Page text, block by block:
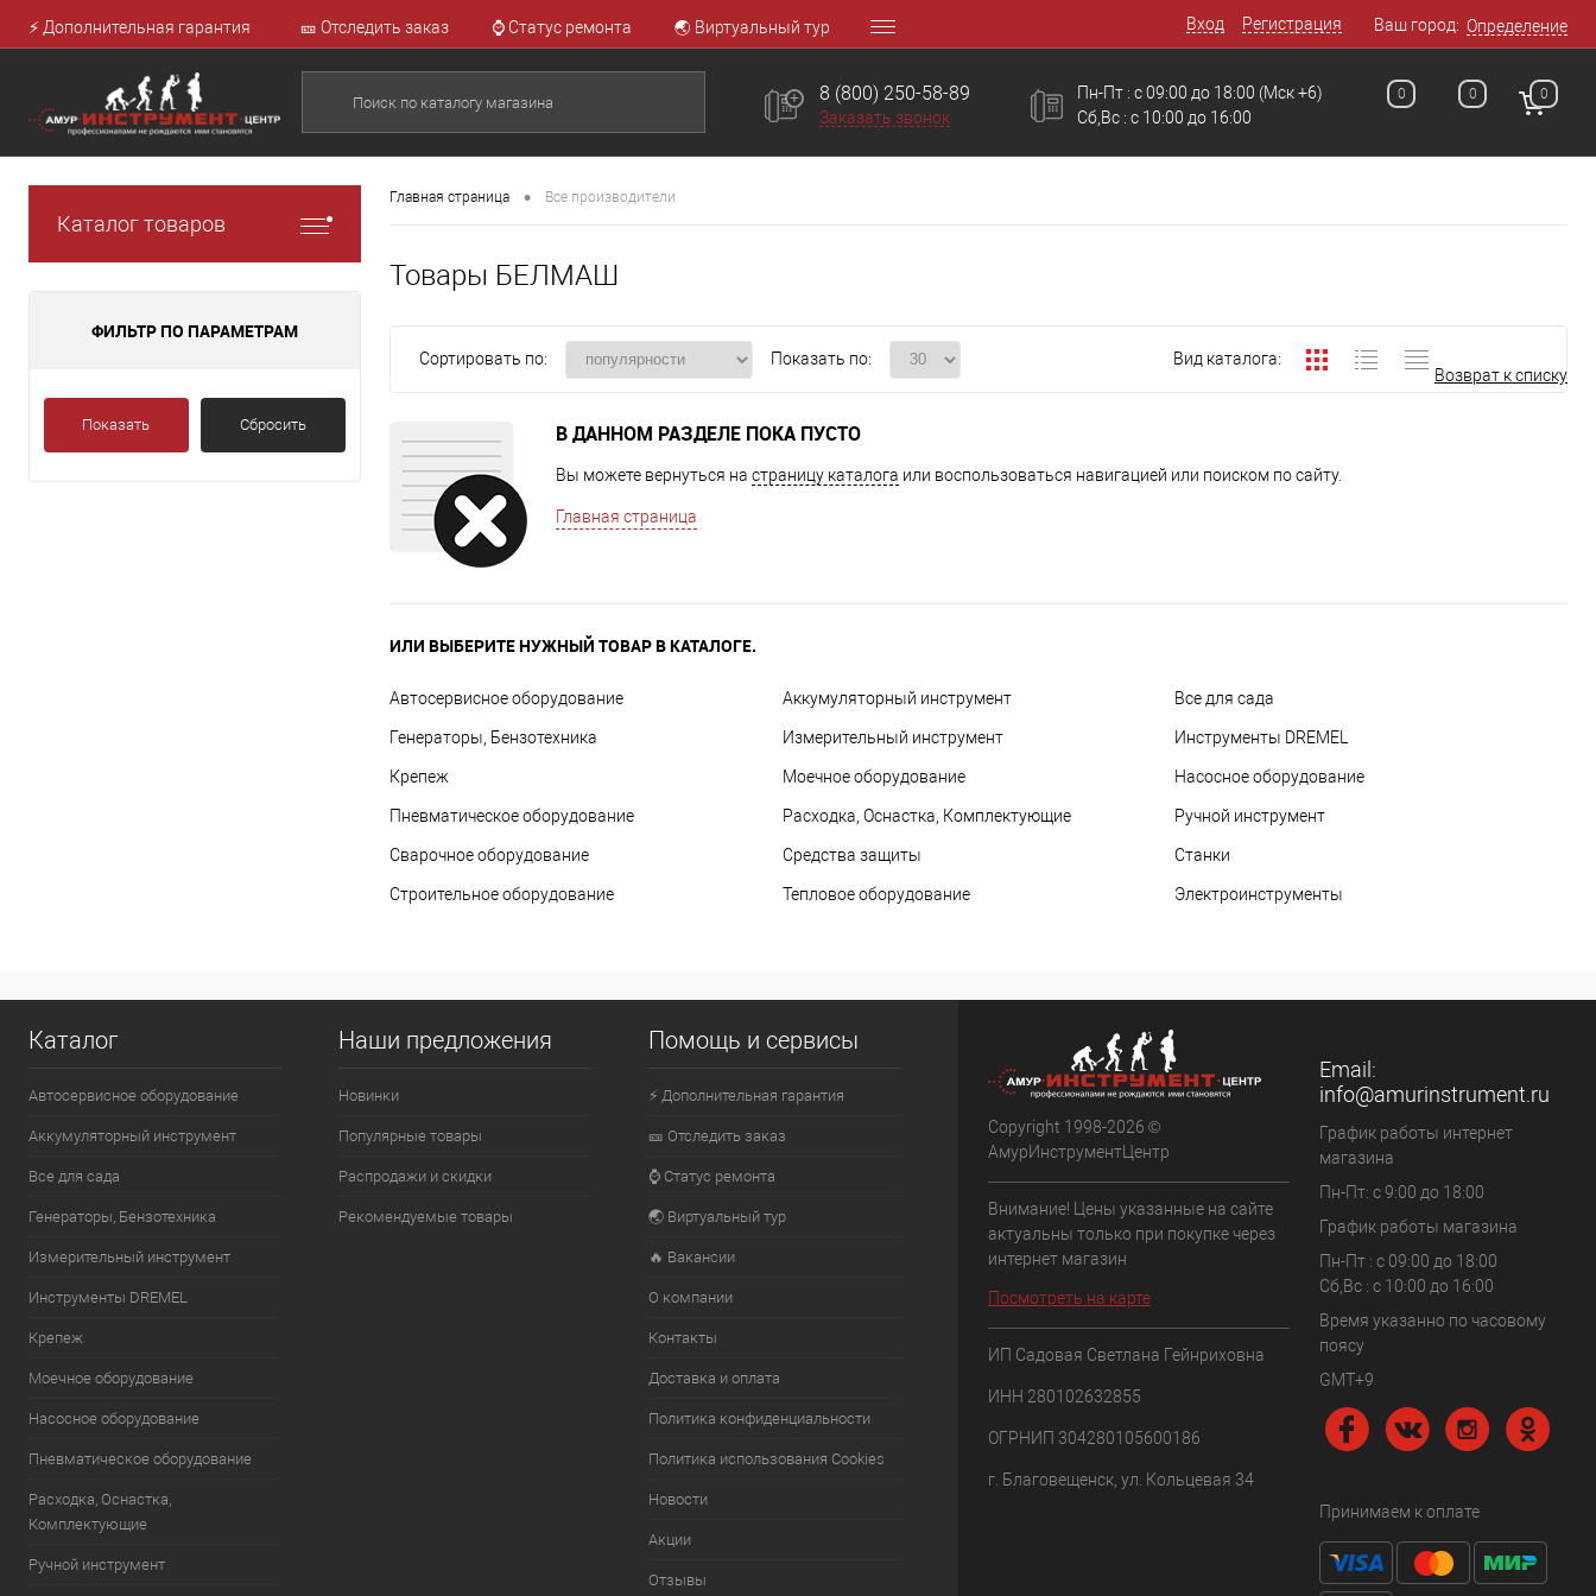
⚡ Дополнительная гарантия 🎫 Отследить заказ ⌚ Статус ремонта 🌏 Виртуальный тур Вход Регистрация Ваш город: Определение
8 (800) 250-58-89
Заказать звонок
Пн-Пт : с 09:00 до 18:00
Сб,Вс : c 10:00 до 16:00
(Мск +6) 0 0 0
Каталог товаров
ФИЛЬТР ПО ПАРАМЕТРАМ
Показать Сбросить
Главная страница • Все производители
Товары БЕЛМАШ
Возврат к списку
Сортировать по: Показать по: Вид каталога:
В ДАННОМ РАЗДЕЛЕ ПОКА ПУСТО
Вы можете вернуться на страницу каталога или воспользоваться навигацией или поиском по сайту.
Главная страница
ИЛИ ВЫБЕРИТЕ НУЖНЫЙ ТОВАР В КАТАЛОГЕ.
Автосервисное оборудование Аккумуляторный инструмент Все для сада
Генераторы, Бензотехника Измерительный инструмент Инструменты DREMEL
Крепеж Моечное оборудование Насосное оборудование
Пневматическое оборудование Расходка, Оснастка, Комплектующие Ручной инструмент
Сварочное оборудование Средства защиты Станки
Строительное оборудование Тепловое оборудование Электроинструменты
Каталог
Автосервисное оборудование
Аккумуляторный инструмент
Все для сада
Генераторы, Бензотехника
Измерительный инструмент
Инструменты DREMEL
Крепеж
Моечное оборудование
Насосное оборудование
Пневматическое оборудование
Расходка, Оснастка,
Комплектующие
Ручной инструмент
Наши предложения
Новинки
Популярные товары
Распродажи и скидки
Рекомендуемые товары
Помощь и сервисы
⚡ Дополнительная гарантия
🎫 Отследить заказ
⌚ Статус ремонта
🌏 Виртуальный тур
🔥 Вакансии
О компании
Контакты
Доставка и оплата
Политика конфиденциальности
Политика использования Cookies
Новости
Акции
Отзывы
Copyright 1998-2026 ©
АмурИнструментЦентр
Внимание! Цены указанные на сайте
актуальны только при покупке через
интернет магазин
Посмотреть на карте
ИП Садовая Светлана Гейнриховна
ИНН 280102632855
ОГРНИП 304280105600186
г. Благовещенск, ул. Кольцевая 34
Email:
info@amurinstrument.ru
График работы интернет
магазина
Пн-Пт: с 9:00 до 18:00
График работы магазина
Пн-Пт : с 09:00 до 18:00
Сб,Вс : c 10:00 до 16:00
Время указанно по часовому
поясу
GMT+9
Принимаем к оплате